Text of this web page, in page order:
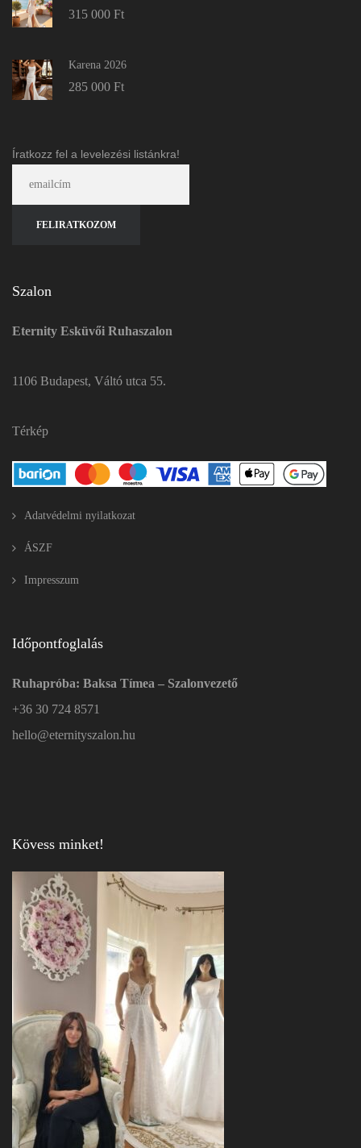
315 000 Ft
Karena 2026
285 000 Ft
Íratkozz fel a levelezési listánkra!
Szalon
Eternity Esküvői Ruhaszalon
1106 Budapest, Váltó utca 55.
Térkép
Adatvédelmi nyilatkozat
ÁSZF
Impresszum
Időpontfoglalás
Ruhapróba: Baksa Tímea – Szalonvezető
+36 30 724 8571
hello@eternityszalon.hu
Kövess minket!